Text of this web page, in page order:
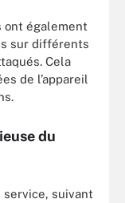
ont également
sur différents
Cela
de l’appareil
du
suivant